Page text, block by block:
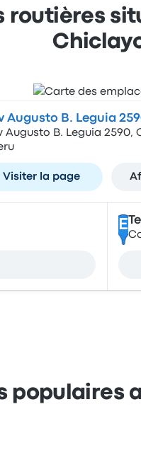
routières
Augusto B. Leguia
Augusto B. Leguia 2590,
Visiter la page
E
populaires